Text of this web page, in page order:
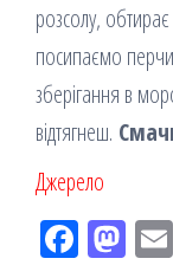
розсолу,
посипаємо
зберігання в
відтягнеш.
Джерело
Fac M